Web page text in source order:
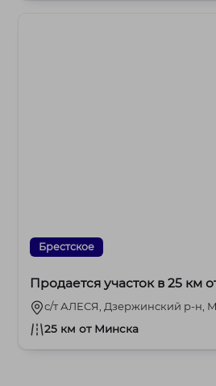
Брестское
Продается участок в 25 км
с/т АЛЕСЯ, Дзержинский р-н,
25 км от Минска